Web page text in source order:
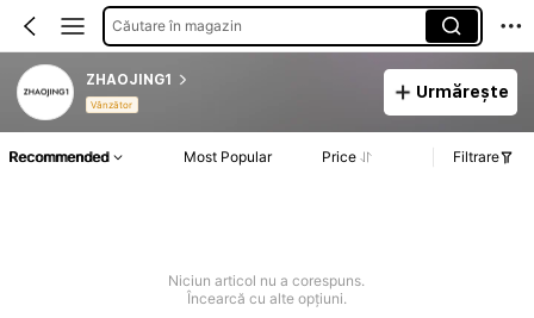
Căutare în magazin
ZHAOJING1
Vânzător
Urmărește
Recommended Most Popular Price Filtrare
Niciun articol nu a corespuns.
Încearcă cu alte opțiuni.